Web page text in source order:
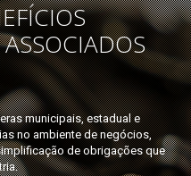
municipais, estadual e
no ambiente de negócios,
de obrigações que